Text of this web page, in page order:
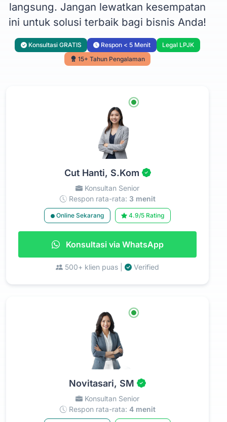
langsung. Jangan lewatkan kesempatan
ini untuk solusi terbaik bagi bisnis Anda!
Konsultasi GRATIS Respon < 5 Menit
Legal LPJK
15+ Tahun Pengalaman
Cut Hanti, S.Kom
Konsultan Senior
Respon rata-rata: 3 menit
Online Sekarang 4.9/5 Rating
Konsultasi via WhatsApp
500+ klien puas | Verified
Novitasari, SM
Konsultan Senior
Respon rata-rata: 4 menit